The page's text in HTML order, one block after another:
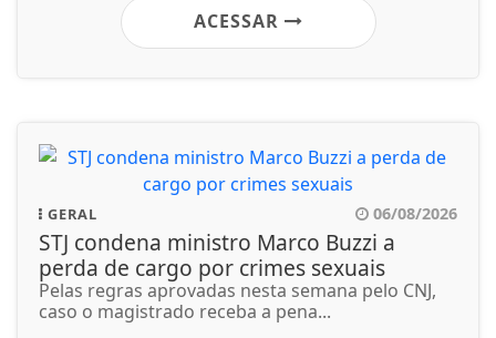
ACESSAR
GERAL 06/08/2026
STJ condena ministro Marco Buzzi a
perda de cargo por crimes sexuais
Pelas regras aprovadas nesta semana pelo CNJ,
caso o magistrado receba a pena...